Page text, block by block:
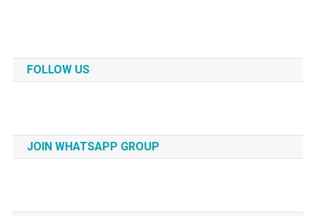
FOLLOW US
JOIN WHATSAPP GROUP